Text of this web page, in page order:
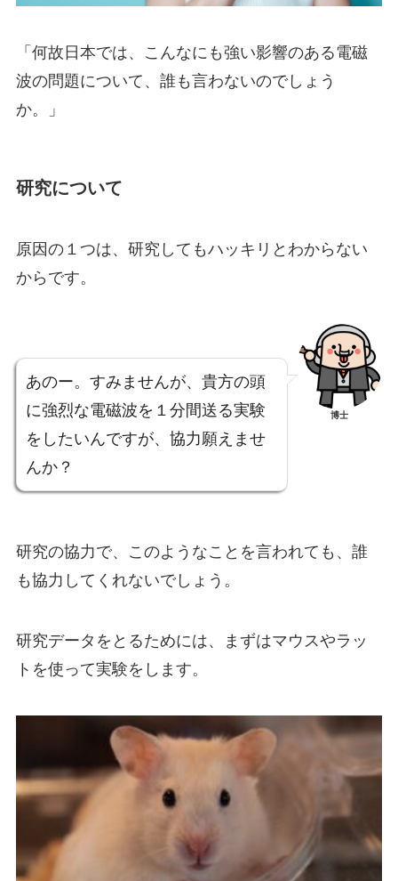
「何故日本では、こんなにも強い影響のある電磁
波の問題について、誰も言わないのでしょう
か。」
研究について
原因の１つは、 研究してもハッキリとわからない
からです。
あのー。すみませんが、貴方の頭
に強烈な電磁波を１分間送る実験
をしたいんですが、協力願えませ
んか？
博士
研究の協力で、このようなことを言われても、誰
も協力してくれないでしょう。
研究データをとるためには、まずはマウスやラッ
トを使って実験をします。